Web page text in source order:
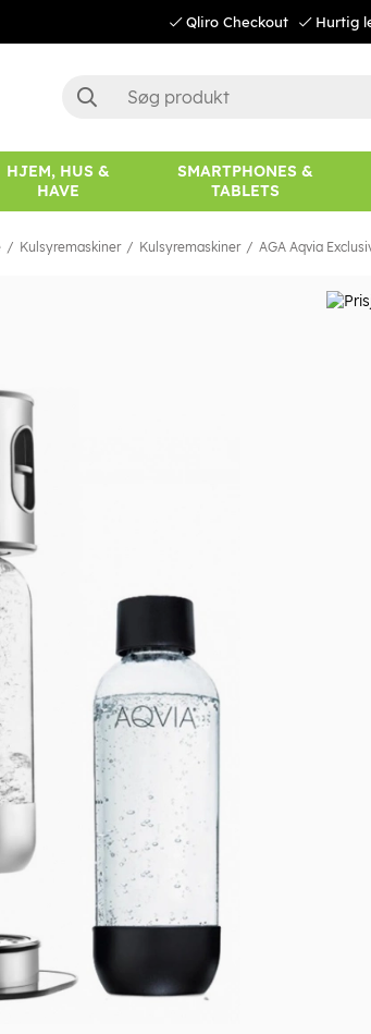
Qliro Checkout Hurtig
HJEM, HUS &
HAVE
SMARTPHONES &
TABLETS
Kulsyremaskiner Kulsyremaskiner AGA Aqvia